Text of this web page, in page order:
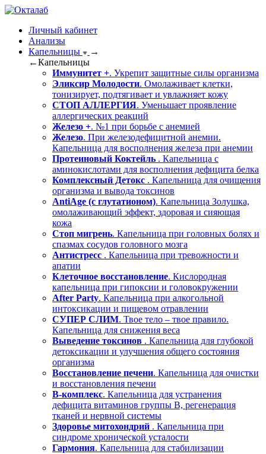
Личный кабинет
Анализы
Капельницы
→
←Капельницы
Иммунитет +. Укрепит защитные силы организма
Эликсир Молодости. Омолаживает клетки,
тонизирует, подтягивает и увлажняет кожу
СТОП АЛЛЕРГИЯ. Уменьшает проявление
аллергических реакций
Железо +. №1 при борьбе с анемией
Железо. При железодефицитной анемии.
Капельница для восполнения железа при анемии
Протеиновый Коктейль . Капельница с
аминокислотами для восполнения дефицита белка
Комплексный Детокс . Капельница для очищения
организма и вывода токсинов
AntiAge (с глутатионом). Капельница Золушка,
омолаживающий эффект, здоровая и сияющая
кожа
Стоп мигрень. Капельница при головных болях и
спазмах сосудов головного мозга
Антистресс . Капельница при тревожности и
апатии
Клеточное восстановление. Кислородная
капельница при гипоксии и головокружении
After Party. Капельница при алкогольной
интоксикации и пищевом отравлении
СУПЕР СЛИМ. Твое тело – твое правило.
Капельница для снижения веса
Выведение токсинов . Капельница для глубокой
детоксикации и улучшения общего состояния
организма
Восстановление печени. Капельница для очистки
и восстановления печени
В-комплекс. Капельница для устранения
дефицита витаминов группы В, регенерация
тканей и нервной системы
Здоровье митохондрий . Капельница при
синдроме хронической усталости
Гармония. Капельница для стабилизации